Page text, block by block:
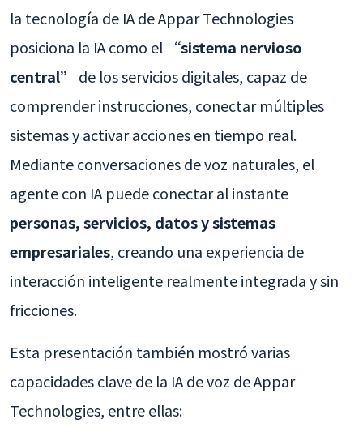
la tecnología de IA de Appar Technologies
posiciona la IA como el “sistema nervioso
central”
de los servicios digitales, capaz de
comprender instrucciones, conectar múltiples
sistemas y activar acciones en tiempo real.
Mediante conversaciones de voz naturales, el
agente con IA puede conectar al instante
personas, servicios, datos y sistemas
empresariales, creando una experiencia de
interacción inteligente realmente integrada y sin
fricciones.
Esta presentación también mostró varias
capacidades clave de la IA de voz de Appar
Technologies, entre ellas: